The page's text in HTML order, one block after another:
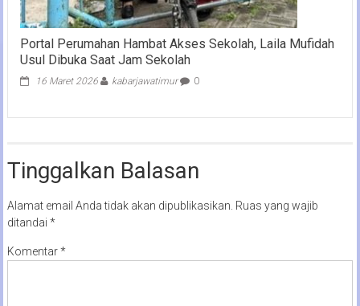
Portal Perumahan Hambat Akses Sekolah, Laila Mufidah
Usul Dibuka Saat Jam Sekolah
16 Maret 2026 kabarjawatimur 0
Tinggalkan Balasan
Alamat email Anda tidak akan dipublikasikan. Ruas yang wajib
ditandai *
Komentar*